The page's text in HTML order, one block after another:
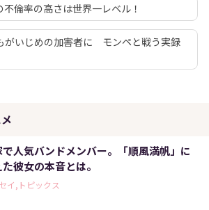
倫率の高さは世界一レベル！
がいじめの加害者に モンペと戦う実録
人気バンドメンバー。「順風満帆」に
た彼女の本音とは。
イ,トピックス